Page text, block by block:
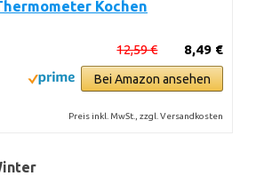
Kochen
8,49 €
12,59 €
Bei Amazon ansehen
Preis inkl. MwSt., zzgl. Versandkosten